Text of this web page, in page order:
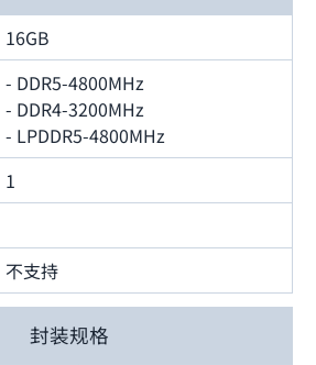
16GB
- DDR5-4800MHz
- DDR4-3200MHz
- LPDDR5-4800MHz
1
不支持
封装规格